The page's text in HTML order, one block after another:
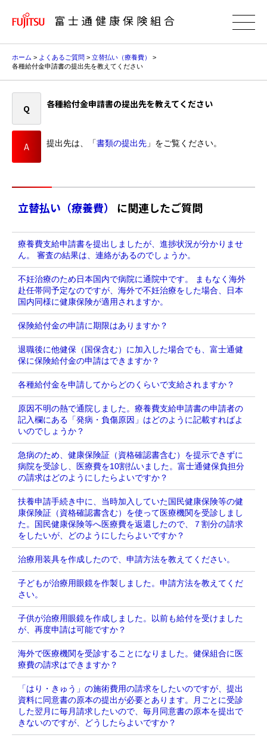
富士通健康保険組合
ホーム > よくあるご質問 > 立替払い（療養費）
>
各種給付金申請書の提出先を教えてください
各種給付金申請書の提出先を教えてください
提出先は、「書類の提出先 」をご覧ください。
立替払い（療養費） に関連したご質問
療養費支給申請書を提出しましたが、進捗状況が分かりませ
ん。 審査の結果は、連絡があるのでしょうか。
不妊治療のため日本国内で病院に通院中です。 まもなく海外
赴任帯同予定なのですが、海外で不妊治療をした場合、日本
国内同様に健康保険が適用されますか。
保険給付金の申請に期限はありますか？
退職後に他健保（国保含む）に加入した場合でも、富士通健
保に保険給付金の申請はできますか？
各種給付金を申請してからどのくらいで支給されますか？
原因不明の熱で通院しました。療養費支給申請書の申請者の
記入欄にある「発病・負傷原因」はどのように記載すればよ
いのでしょうか？
急病のため、健康保険証（資格確認書含む）を提示できずに
病院を受診し、医療費を10割払いました。富士通健保負担分
の請求はどのようにしたらよいですか？
扶養申請手続き中に、当時加入していた国民健康保険等の健
康保険証（資格確認書含む）を使って医療機関を受診しまし
た。国民健康保険等へ医療費を返還したので、７割分の請求
をしたいが、どのようにしたらよいですか？
治療用装具を作成したので、申請方法を教えてください。
子どもが治療用眼鏡を作製しました。申請方法を教えてくだ
さい。
子供が治療用眼鏡を作成しました。以前も給付を受けました
が、再度申請は可能ですか？
海外で医療機関を受診することになりました。健保組合に医
療費の請求はできますか？
「はり・きゅう」の施術費用の請求をしたいのですが、提出
資料に同意書の原本の提出が必要とあります。月ごとに受診
した翌月に毎月請求したいので、毎月同意書の原本を提出で
きないのですが、どうしたらよいですか？